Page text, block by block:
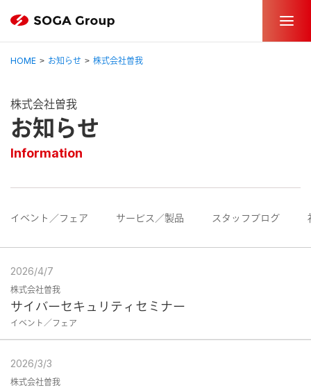
HOME お知らせ 株式会社曽我
株式会社曽我
お知らせ
Information
イベント／フェア サービス／製品 スタッフブログ
2026/4/7
株式会社曽我
サイバーセキュリティセミナー
イベント／フェア
2026/3/3
株式会社曽我